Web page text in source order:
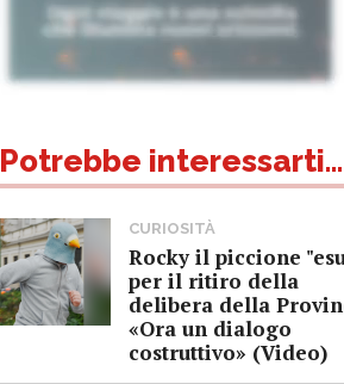
Potrebbe interessarti...
CURIOSITÀ
Rocky il piccione
per il ritiro della
delibera della
«Ora un dialogo
costruttivo» (Video)